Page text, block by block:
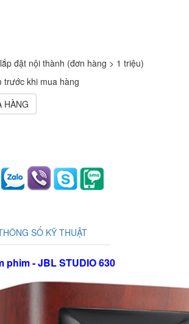
đặt nội thành (đơn hàng > 1 triệu)
trước khi mua hàng
HÀNG
SỐ KỸ THUẬT
phim - JBL STUDIO 630